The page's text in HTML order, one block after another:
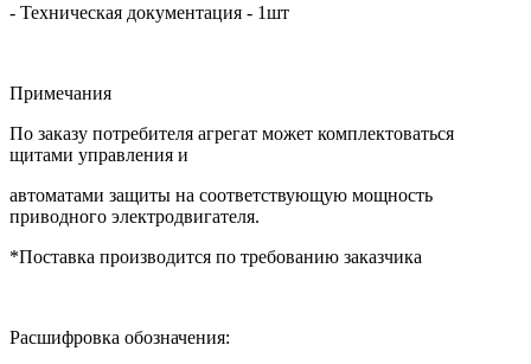
- Техническая документация - 1шт
Примечания
По заказу потребителя агрегат может комплектоваться
щитами управления и
автоматами защиты на соответствующую мощность
приводного электродвигателя.
*Поставка производится по требованию заказчика
Расшифровка обозначения: